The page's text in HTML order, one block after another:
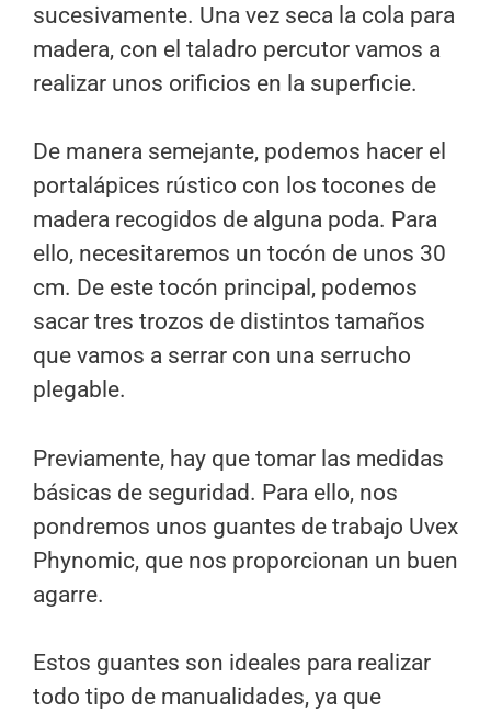
sucesivamente. Una vez seca la cola para
madera, con el taladro percutor vamos a
realizar unos orificios en la superficie.
De manera semejante, podemos hacer el
portalápices rústico con los tocones de
madera recogidos de alguna poda. Para
ello, necesitaremos un tocón de unos 30
cm. De este tocón principal, podemos
sacar tres trozos de distintos tamaños
que vamos a serrar con una serrucho
plegable.
Previamente, hay que tomar las medidas
básicas de seguridad. Para ello, nos
pondremos unos guantes de trabajo Uvex
Phynomic, que nos proporcionan un buen
agarre.
Estos guantes son ideales para realizar
todo tipo de manualidades, ya que